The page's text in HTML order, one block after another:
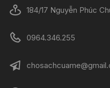
184/17 Nguyễn Phúc
0964.346.255